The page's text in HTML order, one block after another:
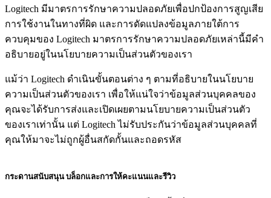
Logitech มีมาตรการรักษาความปลอดภัยเพื่อปกป้องการสูญเสีย
การใช้งานในทางที่ผิด และการดัดแปลงข้อมูลภายใต้การ
ควบคุมของ Logitech มาตรการรักษาความปลอดภัยเหล่านี้มีคำ
อธิบายอยู่ในนโยบายความเป็นส่วนตัวของเรา
แม้ว่า Logitech ดำเนินขั้นตอนต่าง ๆ ตามที่อธิบายในนโยบาย
ความเป็นส่วนตัวของเรา เพื่อให้แน่ใจว่าข้อมูลส่วนบุคคลของ
คุณจะได้รับการส่งและเปิดเผยตามนโยบายความเป็นส่วนตัว
ของเราเท่านั้น แต่ Logitech ไม่รับประกันว่าข้อมูลส่วนบุคคลที่
คุณให้มาจะไม่ถูกผู้อื่นสกัดกั้นและถอดรหัส
กระดานสนับสนุน บล็อกและการให้คะแนนและรีวิว